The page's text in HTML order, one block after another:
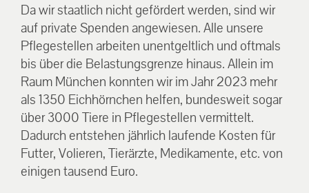
Da wir staatlich nicht gefördert werden, sind wir
auf private Spenden angewiesen. Alle unsere
Pflegestellen arbeiten unentgeltlich und oftmals
bis über die Belastungsgrenze hinaus. Allein im
Raum München konnten wir im Jahr 2023 mehr
als 1350 Eichhörnchen helfen, bundesweit sogar
über 3000 Tiere in Pflegestellen vermittelt.
Dadurch entstehen jährlich laufende Kosten für
Futter, Volieren, Tierärzte, Medikamente, etc. von
einigen tausend Euro.